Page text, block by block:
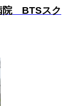
院 BTSスク